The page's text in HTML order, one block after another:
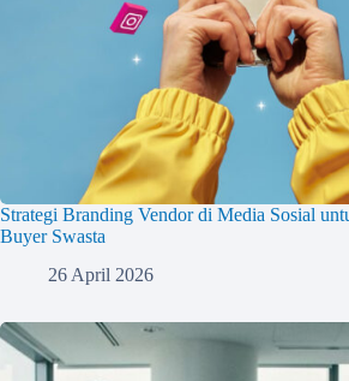
Strategi Branding Vendor di Media Sosial
Buyer Swasta
26 April 2026